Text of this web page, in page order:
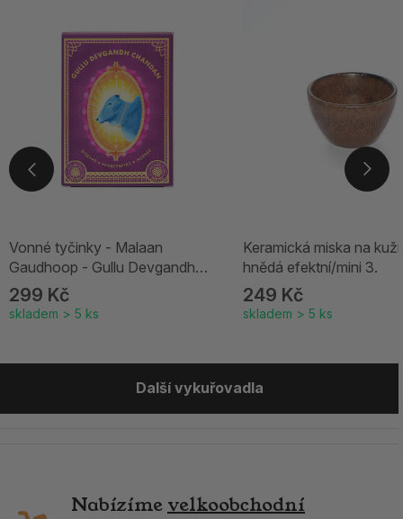
Vonné tyčinky - Malaan
Gaudhoop - Gullu Devgandh
Chandan
299 Kč
skladem > 5 ks
Keramická miska na
hnědá efektní/mini 3.
249 Kč
skladem > 5 ks
Další vykuřovadla
Nabízíme velkoobchodní